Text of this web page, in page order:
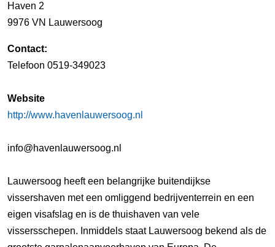
Haven 2
9976 VN Lauwersoog
Contact:
Telefoon 0519-349023
Website
http://www.havenlauwersoog.nl
info@havenlauwersoog.nl
Lauwersoog heeft een belangrijke buitendijkse
vissershaven met een omliggend bedrijventerrein en een
eigen visafslag en is de thuishaven van vele
vissersschepen. Inmiddels staat Lauwersoog bekend als de